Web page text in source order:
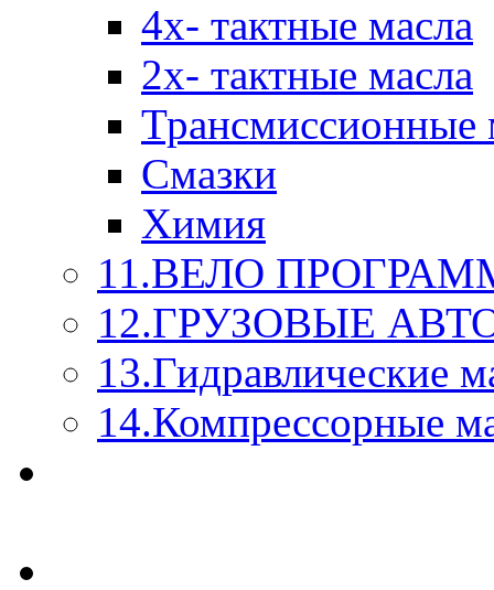
4х- тактные масла
2х- тактные масла
Трансмиссионные
Смазки
Химия
11.ВЕЛО
12.ГРУЗОВЫЕ
13.Гидравлические
14.Компрессорные